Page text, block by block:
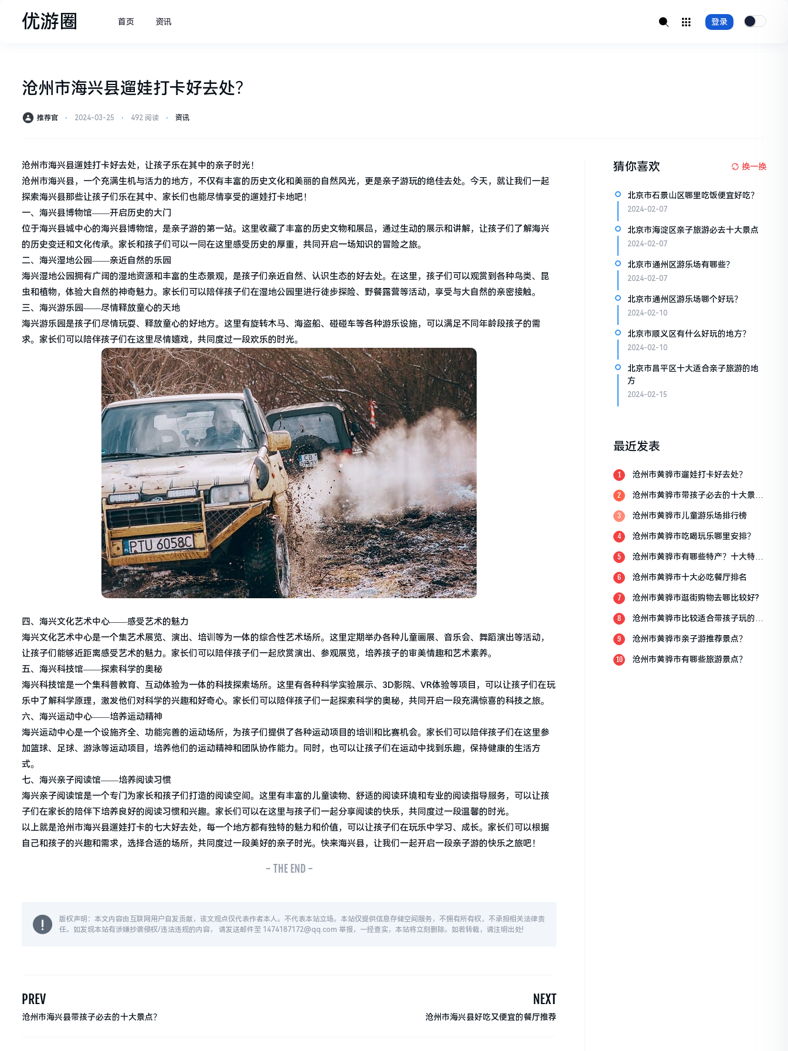
优游圈 首页 资讯 登录
沧州市海兴县遛娃打卡好去处？
推荐官 ⋅ 2024-03-25 ⋅ 492 阅读 ⋅ 资讯
沧州市海兴县遛娃打卡好去处，让孩子乐在其中的亲子时光！
沧州市海兴县，一个充满生机与活力的地方，不仅有丰富的历史文化和美丽的自然风光，更是亲子游玩的绝佳去处。今天，就让我们一起
探索海兴县那些让孩子们乐在其中、家长们也能尽情享受的遛娃打卡地吧！
一、海兴县博物馆——开启历史的大门
位于海兴县城中心的海兴县博物馆，是亲子游的第一站。这里收藏了丰富的历史文物和展品，通过生动的展示和讲解，让孩子们了解海兴
的历史变迁和文化传承。家长和孩子们可以一同在这里感受历史的厚重，共同开启一场知识的冒险之旅。
二、海兴湿地公园——亲近自然的乐园
海兴湿地公园拥有广阔的湿地资源和丰富的生态景观，是孩子们亲近自然、认识生态的好去处。在这里，孩子们可以观赏到各种鸟类、昆
虫和植物，体验大自然的神奇魅力。家长们可以陪伴孩子们在湿地公园里进行徒步探险、野餐露营等活动，享受与大自然的亲密接触。
三、海兴游乐园——尽情释放童心的天地
海兴游乐园是孩子们尽情玩耍、释放童心的好地方。这里有旋转木马、海盗船、碰碰车等各种游乐设施，可以满足不同年龄段孩子的需
求。家长们可以陪伴孩子们在这里尽情嬉戏，共同度过一段欢乐的时光。
四、海兴文化艺术中心——感受艺术的魅力
海兴文化艺术中心是一个集艺术展览、演出、培训等为一体的综合性艺术场所。这里定期举办各种儿童画展、音乐会、舞蹈演出等活动，
让孩子们能够近距离感受艺术的魅力。家长们可以陪伴孩子们一起欣赏演出、参观展览，培养孩子的审美情趣和艺术素养。
五、海兴科技馆——探索科学的奥秘
海兴科技馆是一个集科普教育、互动体验为一体的科技探索场所。这里有各种科学实验展示、3D影院、VR体验等项目，可以让孩子们在玩
乐中了解科学原理，激发他们对科学的兴趣和好奇心。家长们可以陪伴孩子们一起探索科学的奥秘，共同开启一段充满惊喜的科技之旅。
六、海兴运动中心——培养运动精神
海兴运动中心是一个设施齐全、功能完善的运动场所，为孩子们提供了各种运动项目的培训和比赛机会。家长们可以陪伴孩子们在这里参
加篮球、足球、游泳等运动项目，培养他们的运动精神和团队协作能力。同时，也可以让孩子们在运动中找到乐趣，保持健康的生活方
式。
七、海兴亲子阅读馆——培养阅读习惯
海兴亲子阅读馆是一个专门为家长和孩子们打造的阅读空间。这里有丰富的儿童读物、舒适的阅读环境和专业的阅读指导服务，可以让孩
子们在家长的陪伴下培养良好的阅读习惯和兴趣。家长们可以在这里与孩子们一起分享阅读的快乐，共同度过一段温馨的时光。
以上就是沧州市海兴县遛娃打卡的七大好去处，每一个地方都有独特的魅力和价值，可以让孩子们在玩乐中学习、成长。家长们可以根据
自己和孩子的兴趣和需求，选择合适的场所，共同度过一段美好的亲子时光。快来海兴县，让我们一起开启一段亲子游的快乐之旅吧！
- THE END -
版权声明：本文内容由互联网用户自发贡献，该文观点仅代表作者本人。不代表本站立场。本站仅提供信息存储空间服务，不拥有所有权，不承担相关法律责
任。如发现本站有涉嫌抄袭侵权/违法违规的内容， 请发送邮件至 1474187172@qq.com 举报，一经查实，本站将立刻删除。如若转载，请注明出处!
PREV
沧州市海兴县带孩子必去的十大景点？
NEXT
沧州市海兴县好吃又便宜的餐厅推荐
猜你喜欢 换一换
北京市石景山区哪里吃饭便宜好吃？
2024-02-07
北京市海淀区亲子旅游必去十大景点
2024-02-07
北京市通州区游乐场有哪些？
2024-02-07
北京市通州区游乐场哪个好玩？
2024-02-10
北京市顺义区有什么好玩的地方？
2024-02-10
北京市昌平区十大适合亲子旅游的地
方
2024-02-15
最近发表
1 沧州市黄骅市遛娃打卡好去处？
2
沧州市黄骅市带孩子必去的十大景
3 沧州市黄骅市儿童游乐场排行榜
4 沧州市黄骅市吃喝玩乐哪里安排？
5
沧州市黄骅市有哪些特产？十大特产
6 沧州市黄骅市十大必吃餐厅排名
7 沧州市黄骅市逛街购物去哪比较好?
8
沧州市黄骅市比较适合带孩子玩的地
9 沧州市黄骅市亲子游推荐景点？
10 沧州市黄骅市有哪些旅游景点？